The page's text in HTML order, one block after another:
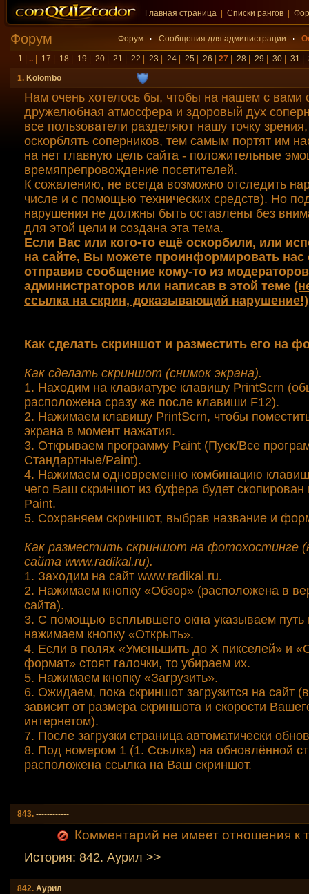
Главная страница Списки рангов
Форум Форум Сообщения для администрации
1 |.. 17 18 19 |20 |21 |22 |23 |24 |25 |26 |27 |28 |29 |30 |31 |
1. Kolombo
Нам очень хотелось бы, чтобы на нашем с вами
дружелюбная атмосфера и здоровый дух
все пользователи разделяют нашу точку
оскорблять соперников, тем самым портят им
на нет главную цель сайта - положительные
времяпрепровождение посетителей.
К сожалению, не всегда возможно отследить
числе и с помощью технических средств). Но
нарушения не должны быть оставлены без
для этой цели и создана эта тема.
Если Вас или кого-то ещё оскорбили, или
на сайте, Вы можете проинформировать нас
отправив сообщение кому-то из
администраторов или написав в этой теме
ссылка на скрин, доказывающий нарушение!)
Как сделать скриншот и разместить его на
Как сделать скриншот (снимок экрана).
1. Находим на клавиатуре клавишу PrintScrn
расположена сразу же после клавиши F12).
2. Нажимаем клавишу PrintScrn, чтобы
экрана в момент нажатия.
3. Открываем программу Paint (Пуск/Все
Стандартные/Paint).
4. Нажимаем одновременно комбинацию
чего Ваш скриншот из буфера будет скопирован
Paint.
5. Сохраняем скриншот, выбрав название и
Как разместить скриншот на фотохостинге
сайта www.radikal.ru).
1. Заходим на сайт www.radikal.ru.
2. Нажимаем кнопку «Обзор» (расположена в
сайта).
3. С помощью всплывшего окна указываем путь
нажимаем кнопку «Открыть».
4. Если в полях «Уменьшить до Х пикселей» и
формат» стоят галочки, то убираем их.
5. Нажимаем кнопку «Загрузить».
6. Ожидаем, пока скриншот загрузится на сайт
зависит от размера скриншота и скорости
интернетом).
7. После загрузки страница автоматически
8. Под номером 1 (1. Ссылка) на обновлённой
расположена ссылка на Ваш скриншот.
843. ------------
Комментарий не имеет отношения к
История: 842. Аурил >>
842. Аурил